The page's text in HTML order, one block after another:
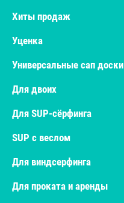
Хиты продаж
Уценка
Универсальные сап доски
Для двоих
Для SUP-сёрфинга
SUP с веслом
Для виндсерфинга
Для проката и аренды